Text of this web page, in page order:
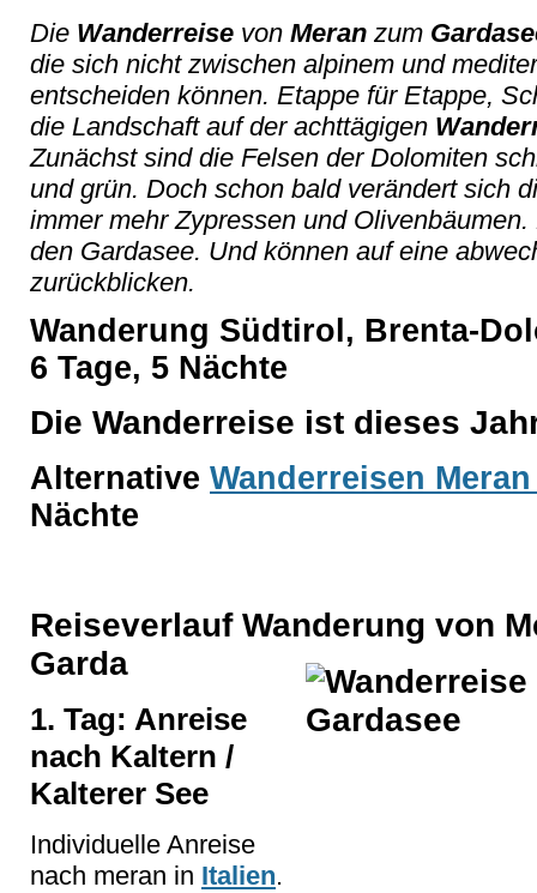
Die Wanderreise von Meran zum
die sich nicht zwischen alpinem und
entscheiden können. Etappe für Etappe,
die Landschaft auf der achttägigen
Zunächst sind die Felsen der Dolomiten
und grün. Doch schon bald verändert sich
immer mehr Zypressen und
den Gardasee. Und können auf eine
zurückblicken.
Wanderung Südtirol, Brenta-
6 Tage, 5 Nächte
Die Wanderreise ist dieses
Alternative Wanderreisen
Nächte
Reiseverlauf Wanderung von
Garda
1. Tag: Anreise
nach Kaltern /
Kalterer See
Individuelle Anreise
nach meran in Italien.